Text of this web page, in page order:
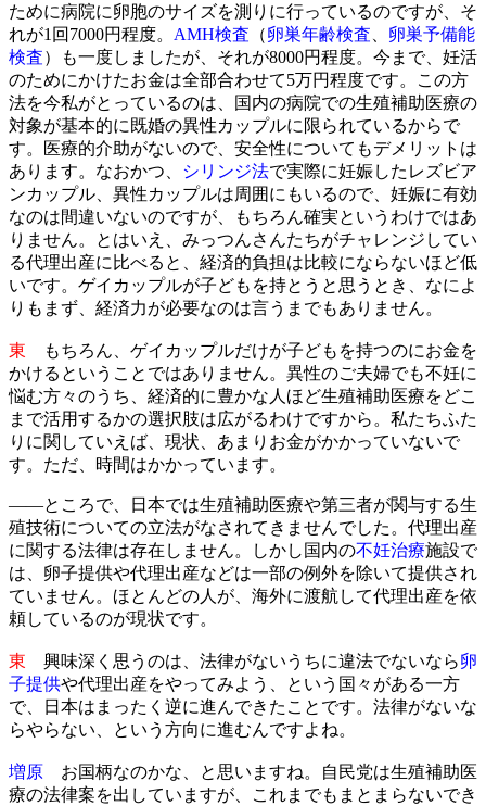
ために病院に卵胞のサイズを測りに行っているのですが、そ
れが1回7000円程度。 AMH検査 （卵巣年齢検査
卵巣予備能
検査）も一度しましたが、それが8000円程度。今まで、妊活
のためにかけたお金は全部合わせて5万円程度です。この方
法を今私がとっているのは、国内の病院での生殖補助医療の
対象が基本的に既婚の異性カップルに限られているからで
す。医療的介助がないので、安全性についてもデメリットは
あります。なおかつ、
シリンジ法で実際に妊娠したレズビア
ンカップル、異性カップルは周囲にもいるので、妊娠に有効
なのは間違いないのですが、もちろん確実というわけではあ
りません。とはいえ、みっつんさんたちがチャレンジしてい
る代理出産に比べると、経済的負担は比較にならないほど低
いです。ゲイカップルが子どもを持とうと思うとき、なによ
りもまず、経済力が必要なのは言うまでもありません。
東 もちろん、ゲイカップルだけが子どもを持つのにお金を
かけるということではありません。異性のご夫婦でも不妊に
悩む方々のうち、経済的に豊かな人ほど生殖補助医療をどこ
まで活用するかの選択肢は広がるわけですから。私たちふた
りに関していえば、現状、あまりお金がかかっていないで
す。ただ、時間はかかっています。
――ところで、日本では生殖補助医療や第三者が関与する生
殖技術についての立法がなされてきませんでした。代理出産
に関する法律は存在しません。しかし国内の不妊治療施設で
は、卵子提供や代理出産などは一部の例外を除いて提供され
ていません。ほとんどの人が、海外に渡航して代理出産を依
頼しているのが現状です。
東 興味深く思うのは、法律がないうちに違法でないなら卵
子提供や代理出産をやってみよう、という国々がある一方
で、日本はまったく逆に進んできたことです。法律がないな
らやらない、という方向に進むんですよね。
増原 お国柄なのかな、と思いますね。自民党は生殖補助医
療の法律案を出していますが、これまでもまとまらないでき